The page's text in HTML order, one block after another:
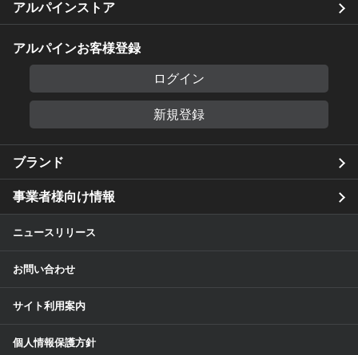
アルパインストア
アルパインお客様登録
ログイン
新規登録
ブランド
事業者様向け情報
ニュースリリース
お問い合わせ
サイト利用案内
個人情報保護方針